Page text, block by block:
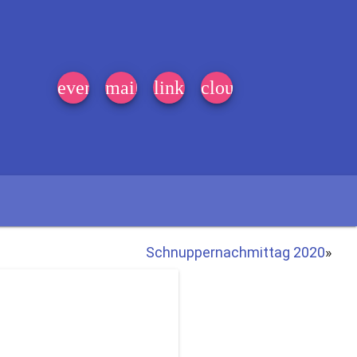
event_note
mail link cloud
Schnuppernachmittag 2020»